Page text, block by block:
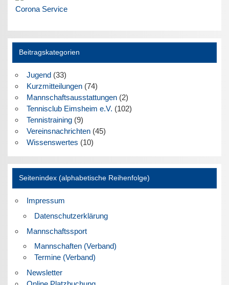
Corona Service
Beitragskategorien
Jugend(33)
Kurzmitteilungen(74)
Mannschaftsausstattungen(2)
Tennisclub Eimsheim e.V. (102)
Tennistraining(9)
Vereinsnachrichten(45)
Wissenswertes (10)
Seitenindex (alphabetische Reihenfolge)
Impressum
Datenschutzerklärung
Mannschaftssport
Mannschaften (Verband)
Termine (Verband)
Newsletter